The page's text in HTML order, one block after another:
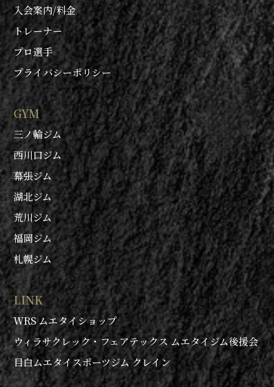
入会案内/料金
トレーナー
プロ選手
プライバシーポリシー
GYM
三ノ輪ジム
西川口ジム
幕張ジム
湖北ジム
荒川ジム
福岡ジム
札幌ジム
LINK
WRS ムエタイショップ
ウィラサクレック・フェアテックス ムエタイジム後援会
目白ムエタイスポーツジム クレイン